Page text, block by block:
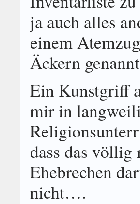
ja auch alles
einem
Äckern
Ein Kunstgriff
mir in
dass das völlig
Ehebrechen
nicht….